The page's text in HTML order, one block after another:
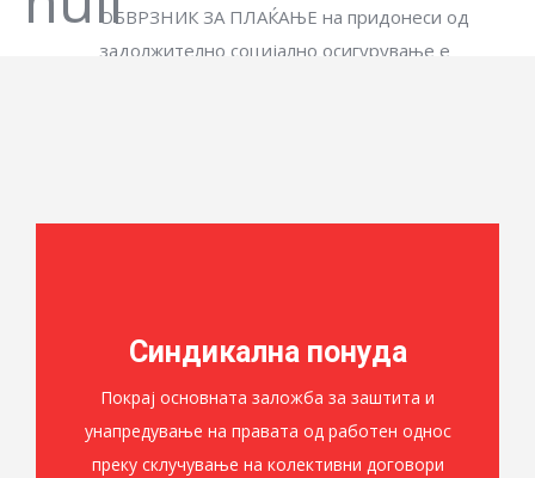
ОБВРЗНИК ЗА ПЛАЌАЊЕ на придонеси од
задолжително социјално осигурување е
Синдикална понуда
Покрај основната заложба за заштита и
унапредување на правата од работен однос
преку склучување на колективни договори